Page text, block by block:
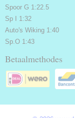
Spoor G 1:22.5
Sp I 1:32
Auto's Wiking 1:40
Sp.O 1:43
Betaalmethodes